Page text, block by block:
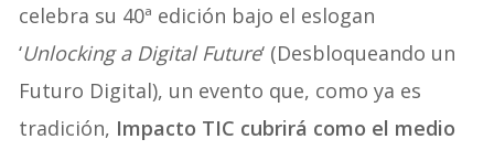
celebra su 40ª edición bajo el eslogan
‘Unlocking a Digital Future‘ (Desbloqueando un
Futuro Digital), un evento que, como ya es
tradición, Impacto TIC cubrirá como el medio